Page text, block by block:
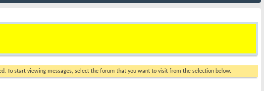
To start viewing messages, select the forum that you want to visit from the selection below.